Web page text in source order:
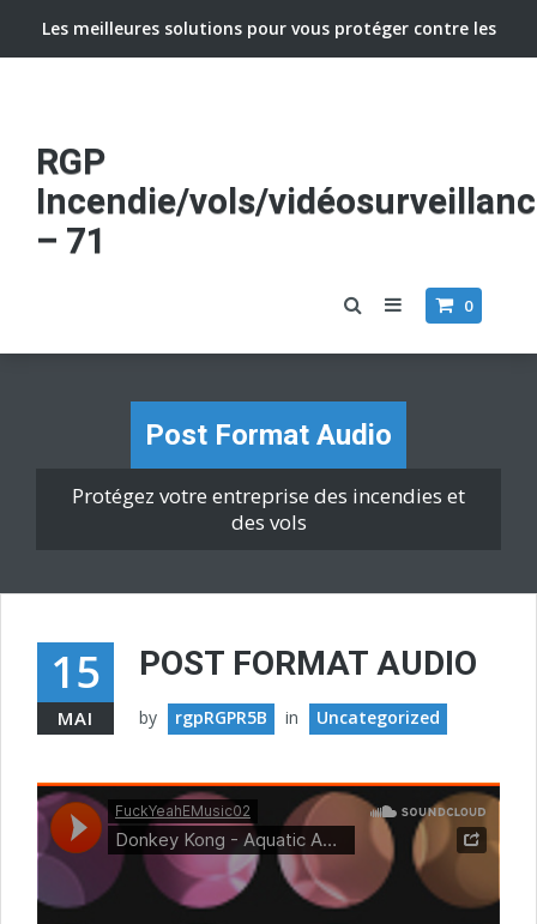
Les meilleures solutions pour vous protéger contre les
RGP
Incendie/vols/
– 71
0
Post Format Audio
Protégez votre entreprise des incendies et
des vols
15
MAI
POST FORMAT AUDIO
by rgpRGPR5B in Uncategorized